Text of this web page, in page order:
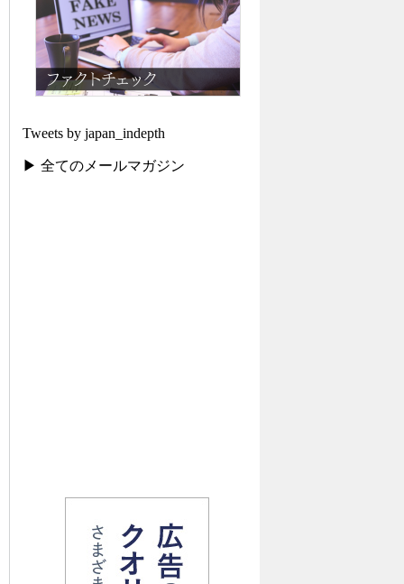
Tweets by japan_indepth
▶ 全てのメールマガジン